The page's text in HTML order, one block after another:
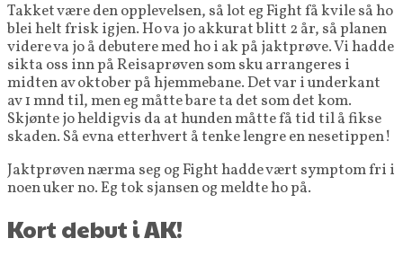
Takket være den opplevelsen, så lot eg Fight få kvile så ho
blei helt frisk igjen. Ho va jo akkurat blitt 2 år, så planen
videre va jo å debutere med ho i ak på jaktprøve. Vi hadde
sikta oss inn på Reisaprøven som sku arrangeres i
midten av oktober på hjemmebane. Det var i underkant
av 1 mnd til, men eg måtte bare ta det som det kom.
Skjønte jo heldigvis da at hunden måtte få tid til å fikse
skaden. Så evna etterhvert å tenke lengre en nesetippen!
Jaktprøven nærma seg og Fight hadde vært symptom fri i
noen uker no. Eg tok sjansen og meldte ho på.
Kort debut i AK!